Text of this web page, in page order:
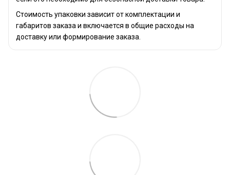
Стоимость упаковки зависит от комплектации и
габаритов заказа и включается в общие расходы на
доставку или формирование заказа.